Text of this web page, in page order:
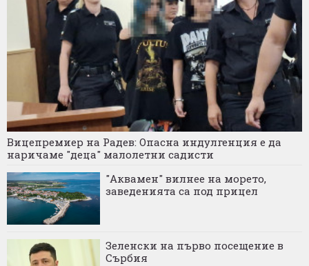
Вицепремиер на Радев: Опасна индулгенция е да
наричаме "деца" малолетни садисти
"Аквамен" вилнее на морето,
заведенията са под прицел
Зеленски на първо посещение в
Сърбия